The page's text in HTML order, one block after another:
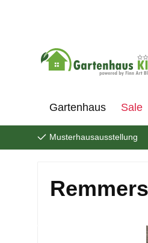
Gartenhaus Sale
Musterhausausstellung
Bildergalerie